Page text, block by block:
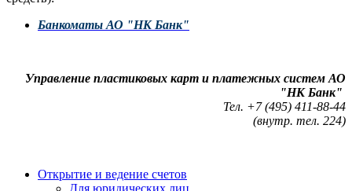
Банкоматы АО "НК Банк"
Управление пластиковых карт и платежных систем АО
"НК Банк"
Тел. +7 (495) 411-88-44
(внутр. тел. 224)
Открытие и ведение счетов